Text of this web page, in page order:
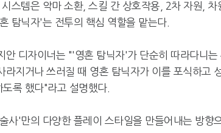
스템은 악마 소환, 스킬 간 상호작용, 2차 자원, 차
탐닉자'는 전투의 핵심 역할을 맡는다.
안 디자이너는 "'영혼 탐닉자'가 단순히 따라다니
라지거나 쓰러질 때 영혼 탐닉자가 이를 포식하고
록 했다"라고 설명했다.
사'만의 다양한 플레이 스타일을 만들어내는 방향